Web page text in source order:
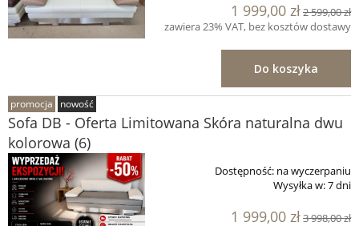
1 999,00 zł2 599,00 zł
zawiera 23% VAT, bez kosztów dostawy
Do koszyka
Sofa DB - Oferta Limitowana Skóra naturalna dwu
kolorowa (6)
Dostępność: na wyczerpaniu
Wysyłka w:7 dni
1 999,00 zł3 998,00 zł
promocja nowość